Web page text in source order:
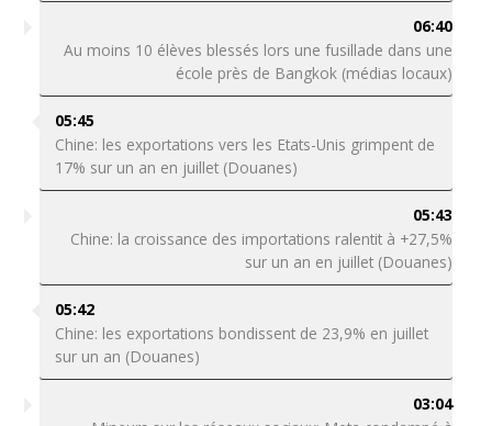
06:40
Au moins 10 élèves blessés lors une fusillade dans une
école près de Bangkok (médias locaux)
05:45
Chine: les exportations vers les Etats-Unis grimpent de
17% sur un an en juillet (Douanes)
05:43
Chine: la croissance des importations ralentit à +27,5%
sur un an en juillet (Douanes)
05:42
Chine: les exportations bondissent de 23,9% en juillet
sur un an (Douanes)
03:04